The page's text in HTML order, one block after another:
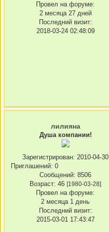
Провел на форуме:
2 месяца 27 дней
Последний визит:
2018-03-24 02:48:09
лилияна
Душа компании!
Зарегистрирован: 2010-04-30
Приглашений: 0
Сообщений: 8506
Возраст: 46 [1980-03-28]
Провел на форуме:
2 месяца 1 день
Последний визит:
2015-03-01 17:43:47